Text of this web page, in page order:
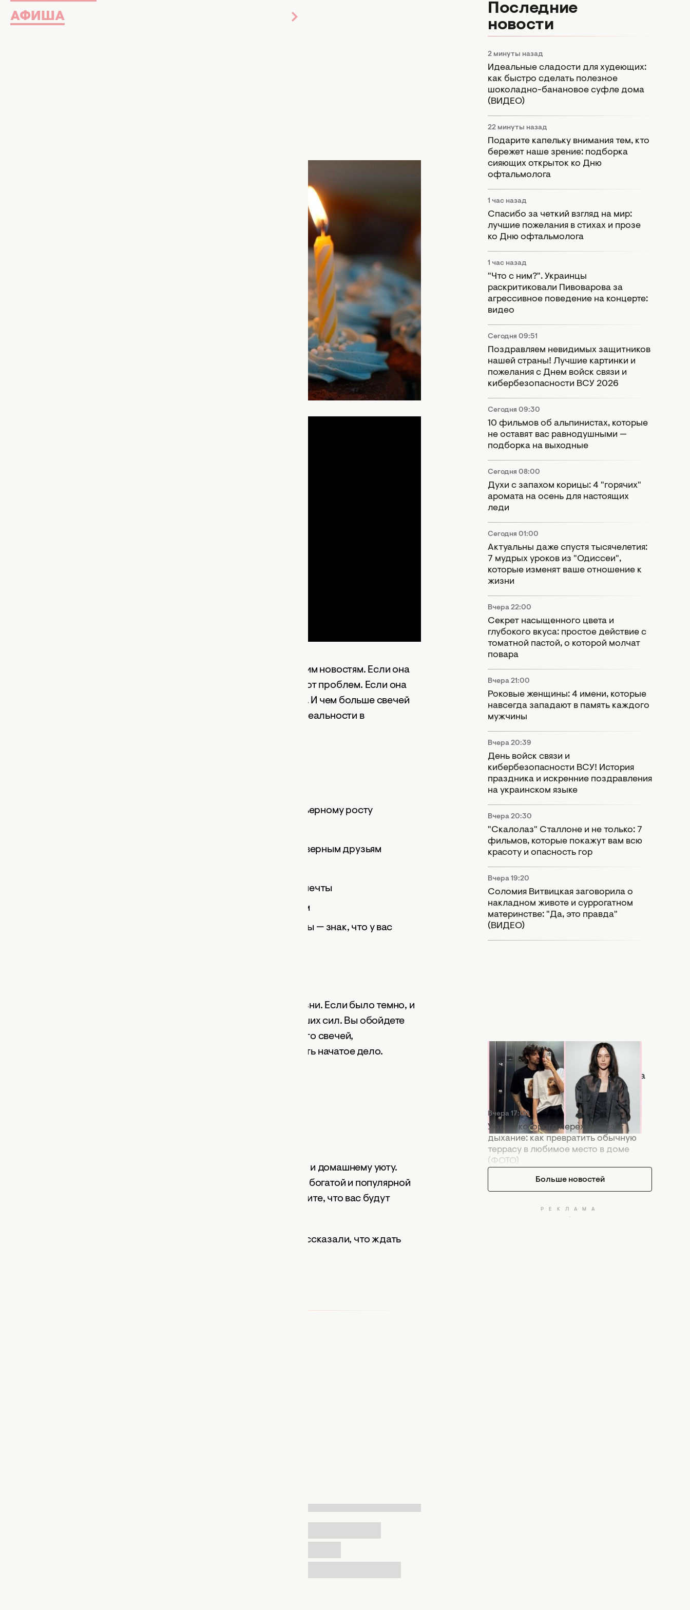
АФИША
Свечи издавна считаются положительным символом. Их ставят в храмах,
молясь за человека, ними очищают энергетику дома, их зажигают для
романтического вечера и хорошего настроения. Раньше мы писали, что
а теперь расскажем, что ждать, когда
Сон о свече считается знаком успеха. Вспомните подробности вашего
сновидения. Что вы делали со свечами, какими они были, и сколько их было.
Важно также отметить, где вы с ними были, и как себя вели свечи.
Эзотерики считают, что свеча во сне снится к хорошим новостям. Если она
постоянно гаснет, — ангел-хранитель закрывает вас от проблем. Если она
сама воспламеняется — исполнение заветной мечты. И чем больше свечей
зажигается во сне, тем больше чудес будет в вашей реальности в
Красная — к признанию в любви, лидерству и карьерному росту
Зеленая — к стабильности, приятным встречам и верным друзьям
Желтая церковная — к осуществлению заветной мечты
Желтая обычная — к радости и хорошим новостям
Блестящие, мистические свечи необычной формы — знак, что у вас
Ясновидящая писала, что свеча снится к богатой жизни. Если было темно, и
во сне сновидец увидел свечу, это знак защиты высших сил. Вы обойдете
беду и справитесь с проблемами. Видеть во сне много свечей,
разбросанных под ногами — знак, что пора завершить начатое дело.
Прорицатель отмечал, что свеча снится к романтике и домашнему уюту.
Если вы видели огонь от свечи в ночном окне, ждите богатой и популярной
жизни. Если вы собирали восковые свечи с пола, ждите, что вас будут
Эзотерики рассказали, что ждать
Последние
новости
2 минуты назад
Идеальные сладости для худеющих:
как быстро сделать полезное
шоколадно-банановое суфле дома
(ВИДЕО)
22 минуты назад
Подарите капельку внимания тем, кто
бережет наше зрение: подборка
сияющих открыток ко Дню
офтальмолога
1 час назад
Спасибо за четкий взгляд на мир:
лучшие пожелания в стихах и прозе
ко Дню офтальмолога
1 час назад
"Что с ним?". Украинцы
раскритиковали Пивоварова за
агрессивное поведение на концерте:
видео
Сегодня 09:51
Поздравляем невидимых защитников
нашей страны! Лучшие картинки и
пожелания с Днем войск связи и
кибербезопасности ВСУ 2026
Сегодня 09:30
10 фильмов об альпинистах, которые
не оставят вас равнодушными —
подборка на выходные
Сегодня 08:00
Духи с запахом корицы: 4 "горячих"
аромата на осень для настоящих
леди
Сегодня 01:00
Актуальны даже спустя тысячелетия:
7 мудрых уроков из "Одиссеи",
которые изменят ваше отношение к
жизни
Вчера 22:00
Секрет насыщенного цвета и
глубокого вкуса: простое действие с
томатной пастой, о которой молчат
повара
Вчера 21:00
Роковые женщины: 4 имени, которые
навсегда западают в память каждого
мужчины
Вчера 20:39
День войск связи и
кибербезопасности ВСУ! История
праздника и искренние поздравления
на украинском языке
Вчера 20:30
"Скалолаз" Сталлоне и не только: 7
фильмов, которые покажут вам всю
красоту и опасность гор
Вчера 19:20
Соломия Витвицкая заговорила о
накладном животе и суррогатном
материнстве: "Да, это правда"
(ВИДЕО)
Вчера 17:56
Копия бывшей: в Сети активно
сравнивают новую девушку Дантеса
с Дорофеевой (ФОТО)
Вчера 17:00
Уют, от которого перехватывает
дыхание: как превратить обычную
террасу в любимое место в доме
(ФОТО)
Больше новостей